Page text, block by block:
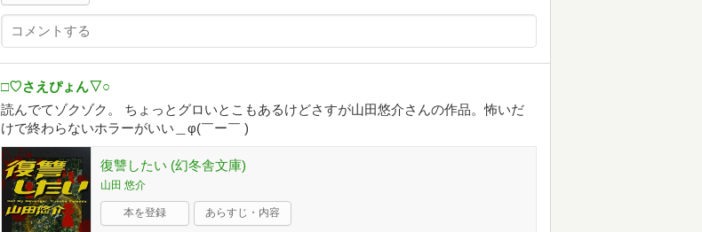
□♡さえぴょん▽○
読んでてゾクゾク。 ちょっとグロいとこもあるけどさすが山田悠介さんの作品。怖いだ
けで終わらないホラーがいい＿φ(￣ー￣ )
復讐したい (幻冬舎文庫)
山田 悠介
本を登録 あらすじ・内容